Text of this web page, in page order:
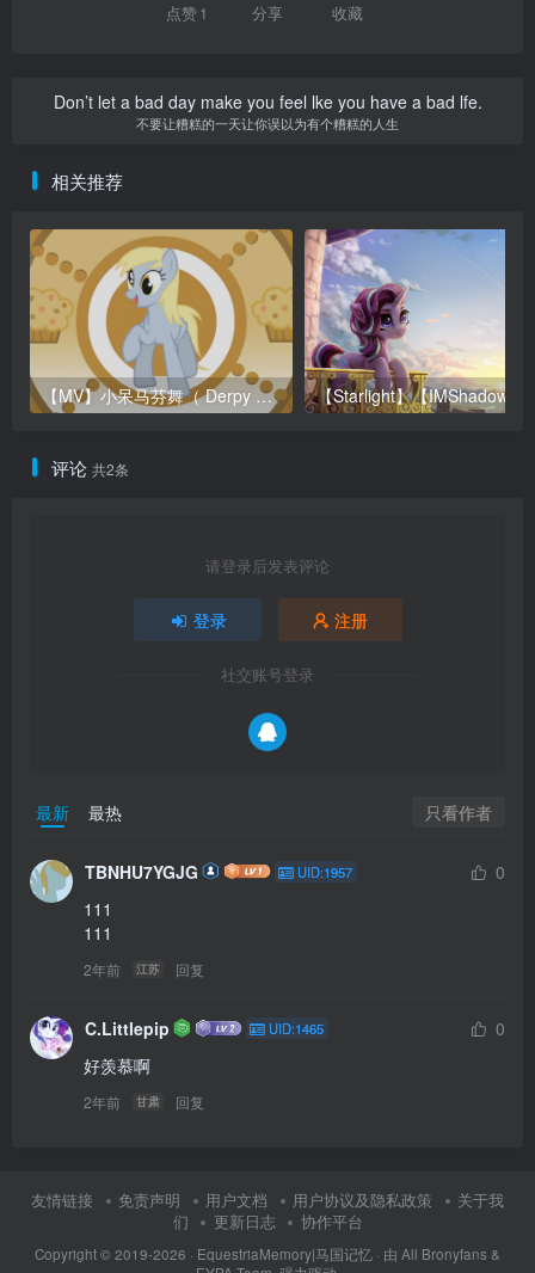
点赞1 分享 收藏
Don’t let a bad day make you feel lke you have a bad lfe.
不要让糟糕的一天让你误以为有个糟糕的人生
相关推荐
【MV】小呆马芬舞（ Derpy Po Py Po (PoPiPo MLP Parody) ）
评论 共2条
请登录后发表评论
登录 注册
社交账号登录
最新 最热 只看作者
TBNHU7YGJG UID:1957
0
111
111
2年前 江苏 回复
C.Littlepip UID:1465
0
好羡慕啊
2年前 甘肃 回复
友情链接 免责声明 用户文档 用户协议及隐私政策
关于我
们
更新日志 协作平台
Copyright © 2019-2026 · EquestriaMemory|马国记忆 · 由 All Bronyfans &